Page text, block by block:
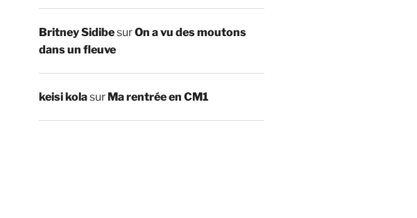
Britney SidibesurOn a vu des moutons
dans un fleuve
keisi kolasur Ma rentrée en CM1